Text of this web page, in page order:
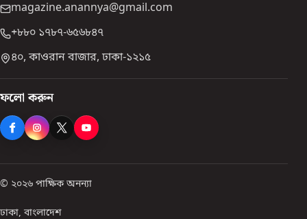
magazine.anannya@gmail.com
+৮৮০ ১৭৮৭-৬৫৬৮৪৭
৪০, কাওরান বাজার, ঢাকা-১২১৫
ফলো করুন
© ২০২৬ পাক্ষিক অনন্যা
ঢাকা, বাংলাদেশ